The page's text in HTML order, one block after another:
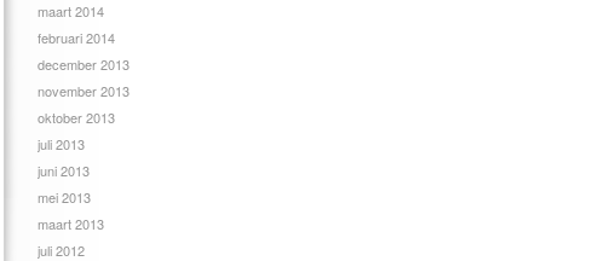
maart 2014
februari 2014
december 2013
november 2013
oktober 2013
juli 2013
juni 2013
mei 2013
maart 2013
juli 2012